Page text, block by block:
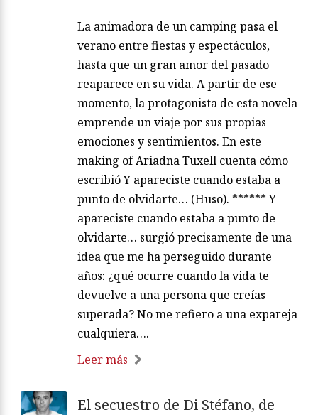
La animadora de un camping pasa el
verano entre fiestas y espectáculos,
hasta que un gran amor del pasado
reaparece en su vida. A partir de ese
momento, la protagonista de esta novela
emprende un viaje por sus propias
emociones y sentimientos. En este
making of Ariadna Tuxell cuenta cómo
escribió Y apareciste cuando estaba a
punto de olvidarte… (Huso). ****** Y
apareciste cuando estaba a punto de
olvidarte… surgió precisamente de una
idea que me ha perseguido durante
años: ¿qué ocurre cuando la vida te
devuelve a una persona que creías
superada? No me refiero a una expareja
cualquiera….
Leer más
El secuestro de Di Stéfano, de